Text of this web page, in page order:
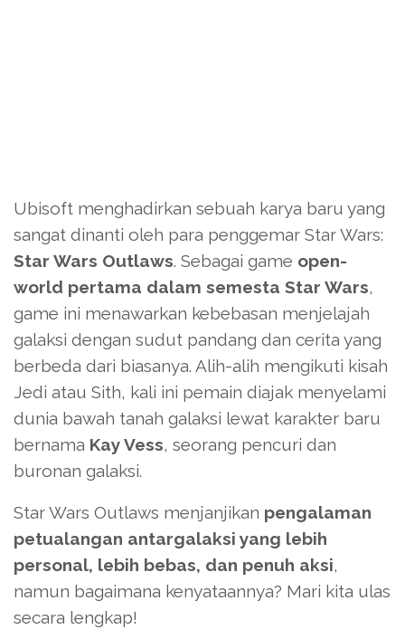
Ubisoft menghadirkan sebuah karya baru yang
sangat dinanti oleh para penggemar Star Wars:
Star Wars Outlaws. Sebagai game open-
world pertama dalam semesta Star Wars,
game ini menawarkan kebebasan menjelajah
galaksi dengan sudut pandang dan cerita yang
berbeda dari biasanya. Alih-alih mengikuti kisah
Jedi atau Sith, kali ini pemain diajak menyelami
dunia bawah tanah galaksi lewat karakter baru
bernama Kay Vess, seorang pencuri dan
buronan galaksi.
Star Wars Outlaws menjanjikan pengalaman
petualangan antargalaksi yang lebih
personal, lebih bebas, dan penuh aksi,
namun bagaimana kenyataannya? Mari kita ulas
secara lengkap!